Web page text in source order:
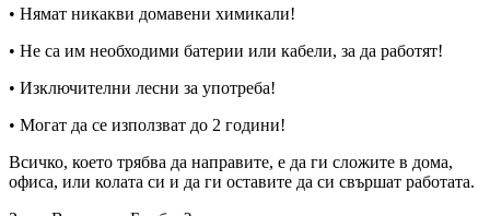
• Нямат никакви домавени химикали!
• Не са им необходими батерии или кабели, за да работят!
• Изключителни лесни за употреба!
• Могат да се използват до 2 години!
Всичко, което трябва да направите, е да ги сложите в дома,
офиса, или колата си и да ги оставите да си свършат работата.